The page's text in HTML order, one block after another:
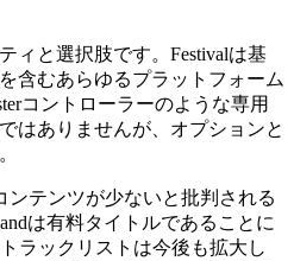
ィと選択肢です。Festivalは基
含むあらゆるプラットフォーム
コントローラーのような専用
はありませんが、オプションと
ンテンツが少ないと批判される
は有料タイトルであることに
ラックリストは今後も拡大し